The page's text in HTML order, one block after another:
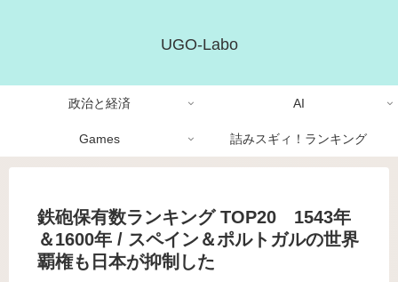
UGO-Labo
政治と経済 AI
Games 詰みスギィ！ランキング
鉄砲保有数ランキング TOP20 1543年
＆1600年 / スペイン＆ポルトガルの世界
覇権も日本が抑制した